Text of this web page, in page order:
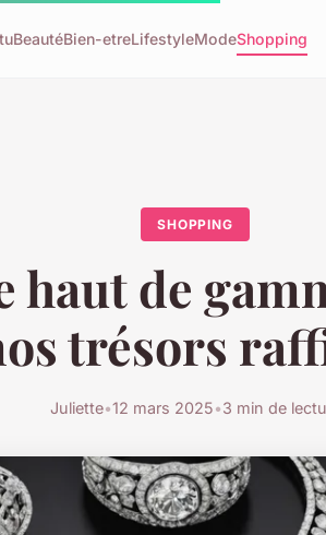
BeautéBien-etreLifestyleModeShopping
SHOPPING
de
trésors
Juliette•12 mars 2025•3 min de